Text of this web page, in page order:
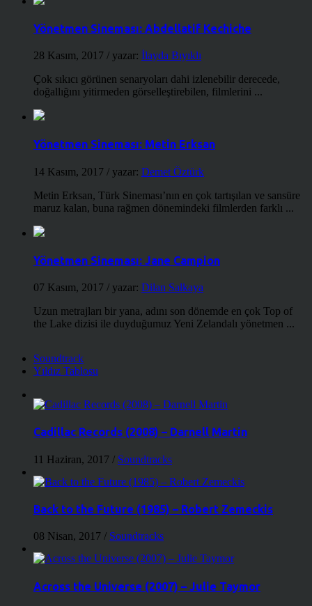
Yönetmen Sineması: Abdellatif Kechiche
28 Kasım, 2017 / yazar: İlayda Bıyıklı
Çok sıkıcı görünen senaryoları dahi izlenebilir derecede,
doğallığını yitirmeden görselleştirebilen, filmlerini ...
Yönetmen Sineması: Metin Erksan
14 Kasım, 2017 / yazar: Demet Öztürk
Metin Erksan, Türk Sineması’nın en çok tartışılan ve sansüre
maruz kalan, buna rağmen dönemindeki filmlerden farklı ...
Yönetmen Sineması: Jane Campion
07 Kasım, 2017 / yazar: Dilan Salkaya
Uzun metrajları bir yana, adını son dönemde en çok Top of
the Lake dizisi ile duyduğumuz Yeni Zelandalı yönetmen ...
Soundtrack
Yıldız Tablosu
Cadillac Records (2008) – Darnell Martin
11 Haziran, 2017 / Soundtracks
Back to the Future (1985) – Robert Zemeckis
08 Nisan, 2017 / Soundtracks
Across the Universe (2007) – Julie Taymor